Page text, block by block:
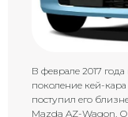
В феврале 2017
поколение кей-
поступил его
Mazda AZ-Wagon.